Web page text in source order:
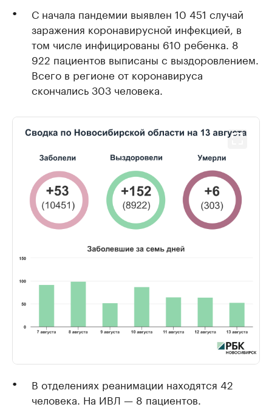
С начала пандемии выявлен 10 451 случай
заражения коронавирусной инфекцией, в
том числе инфицированы 610 ребенка. 8
922 пациентов выписаны с выздоровлением.
Всего в регионе от коронавируса
скончались 303 человека.
В отделениях реанимации находятся 42
человека. На ИВЛ — 8 пациентов.